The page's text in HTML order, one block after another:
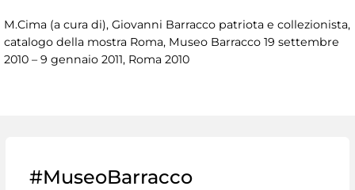
M.Cima (a cura di), Giovanni Barracco patriota e collezionista,
catalogo della mostra Roma, Museo Barracco 19 settembre
2010 – 9 gennaio 2011, Roma 2010
#MuseoBarracco